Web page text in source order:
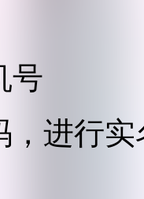
号
，进行